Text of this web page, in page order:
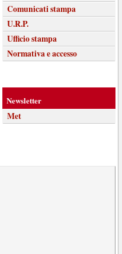
Comunicati stampa
U.R.P.
Ufficio stampa
Normativa e accesso
Newsletter
Met